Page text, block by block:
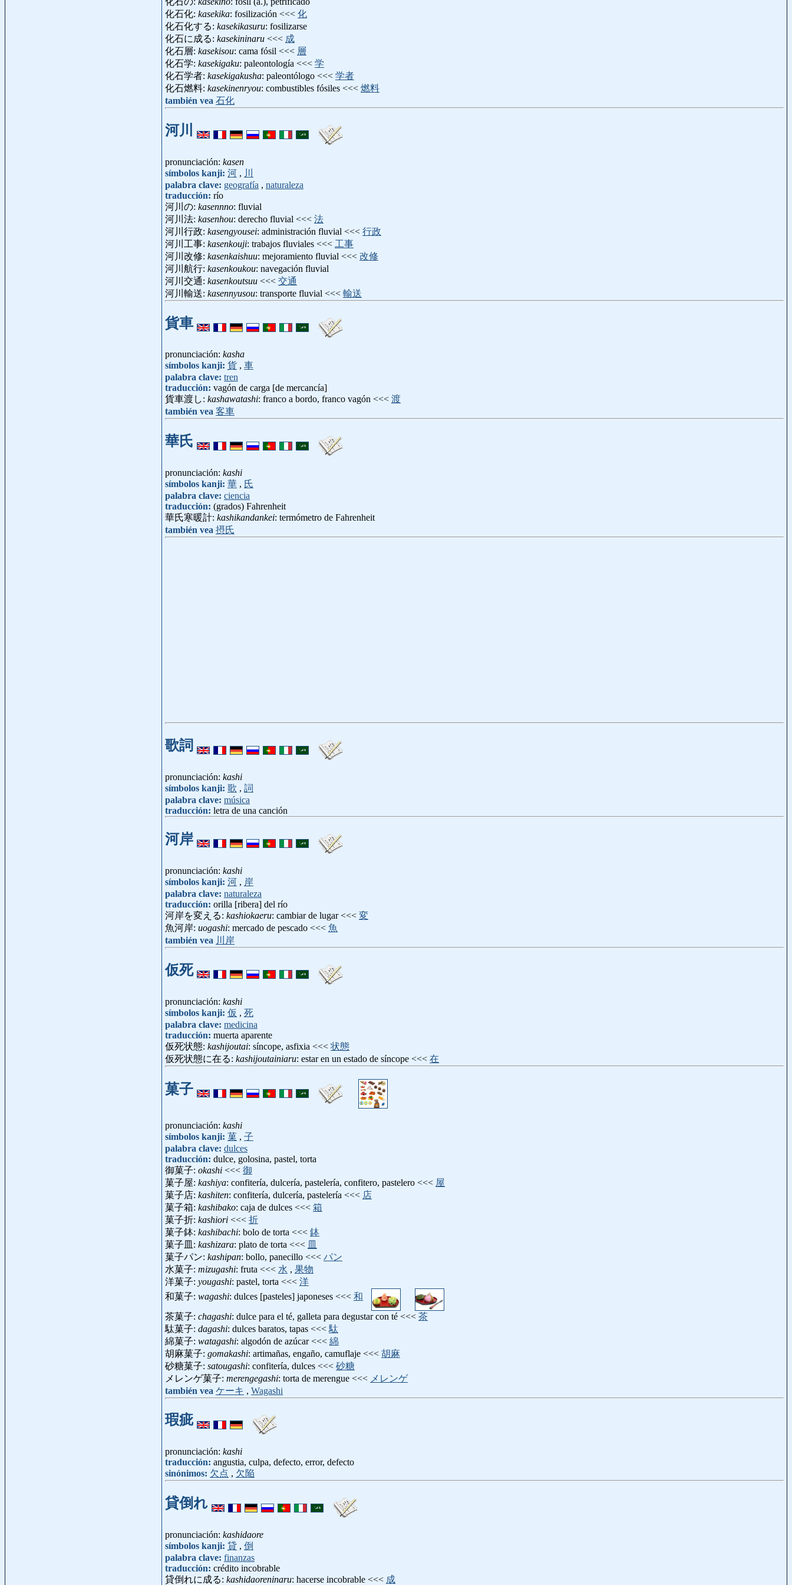
化石化: kasekika: fosilización <<< 化
化石化する: kasekikasuru: fosilizarse
化石に成る: kasekininaru <<< 成
化石層: kasekisou: cama fósil <<< 層
化石学: kasekigaku: paleontología <<< 学
化石学者: kasekigakusha: paleontólogo <<< 学者
化石燃料: kasekinenryou: combustibles fósiles <<< 燃料
también vea 石化
河川
pronunciación: kasen
símbolos kanji: 河 , 川
palabra clave: geografía , naturaleza
traducción: río
河川の: kasennno: fluvial
河川法: kasenhou: derecho fluvial <<< 法
河川行政: kasengyousei: administración fluvial <<< 行政
河川工事: kasenkouji: trabajos fluviales <<< 工事
河川改修: kasenkaishuu: mejoramiento fluvial <<< 改修
河川航行: kasenkoukou: navegación fluvial
河川交通: kasenkoutsuu <<< 交通
河川輸送: kasennyusou: transporte fluvial <<< 輸送
貨車
pronunciación: kasha
símbolos kanji: 貨 , 車
palabra clave: tren
traducción: vagón de carga [de mercancía]
貨車渡し: kashawatashi: franco a bordo, franco vagón <<< 渡
también vea 客車
華氏
pronunciación: kashi
símbolos kanji: 華 , 氏
palabra clave: ciencia
traducción: (grados) Fahrenheit
華氏寒暖計: kashikandankei: termómetro de Fahrenheit
también vea 摂氏
歌詞
pronunciación: kashi
símbolos kanji: 歌 , 詞
palabra clave: música
traducción: letra de una canción
河岸
pronunciación: kashi
símbolos kanji: 河 , 岸
palabra clave: naturaleza
traducción: orilla [ribera] del río
河岸を変える: kashiokaeru: cambiar de lugar <<< 変
魚河岸: uogashi: mercado de pescado <<< 魚
también vea 川岸
仮死
pronunciación: kashi
símbolos kanji: 仮 , 死
palabra clave: medicina
traducción: muerta aparente
仮死状態: kashijoutai: síncope, asfixia <<< 状態
仮死状態に在る: kashijoutainiaru: estar en un estado de síncope <<< 在
菓子
pronunciación: kashi
símbolos kanji: 菓 , 子
palabra clave: dulces
traducción: dulce, golosina, pastel, torta
御菓子: okashi <<< 御
菓子屋: kashiya: confitería, dulcería, pastelería, confitero, pastelero <<< 屋
菓子店: kashiten: confitería, dulcería, pastelería <<< 店
菓子箱: kashibako: caja de dulces <<< 箱
菓子折: kashiori <<< 折
菓子鉢: kashibachi: bolo de torta <<< 鉢
菓子皿: kashizara: plato de torta <<< 皿
菓子パン: kashipan: bollo, panecillo <<< パン
水菓子: mizugashi: fruta <<< 水 , 果物
洋菓子: yougashi: pastel, torta <<< 洋
和菓子: wagashi: dulces [pasteles] japoneses <<< 和
茶菓子: chagashi: dulce para el té, galleta para degustar con té <<< 茶
駄菓子: dagashi: dulces baratos, tapas <<< 駄
綿菓子: watagashi: algodón de azúcar <<< 綿
胡麻菓子: gomakashi: artimañas, engaño, camuflaje <<< 胡麻
砂糖菓子: satougashi: confitería, dulces <<< 砂糖
メレンゲ菓子: merengegashi: torta de merengue <<< メレンゲ
también vea ケーキ , Wagashi
瑕疵
pronunciación: kashi
traducción: angustia, culpa, defecto, error, defecto
sinónimos: 欠点 , 欠陥
貸倒れ
pronunciación: kashidaore
símbolos kanji: 貸 , 倒
palabra clave: finanzas
traducción: crédito incobrable
貸倒れに成る: kashidaoreninaru: hacerse incobrable <<< 成